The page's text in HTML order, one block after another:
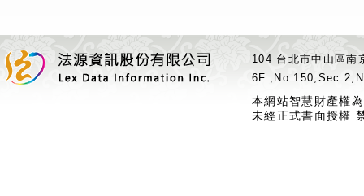
104 台北市中山區
本網站智慧財產權
未經正式書面授權